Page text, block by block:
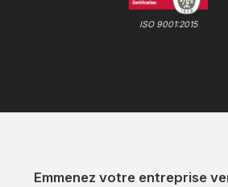
ISO 9001:2015
Emmenez votre entreprise